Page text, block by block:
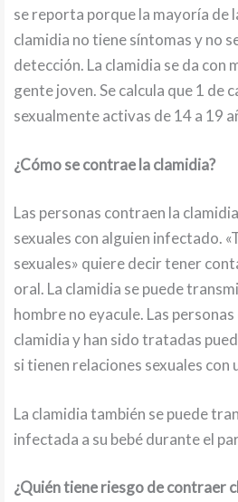
se reporta porque la mayoría de
clamidia no tiene síntomas y no
detección. La clamidia se da con
gente joven. Se calcula que 1 de
sexualmente activas de 14 a 19
¿Cómo se contrae la clamidia?
Las personas contraen la
sexuales con alguien infectado.
sexuales» quiere decir tener
oral. La clamidia se puede
hombre no eyacule. Las
clamidia y han sido tratadas
si tienen relaciones sexuales con
La clamidia también se puede
infectada a su bebé durante el
¿Quién tiene riesgo de contraer